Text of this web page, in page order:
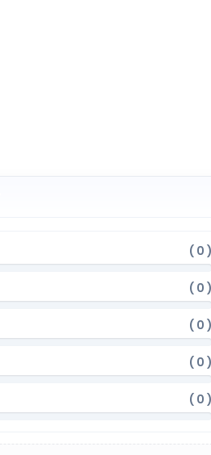
( 0 )
( 0 )
( 0 )
( 0 )
( 0 )